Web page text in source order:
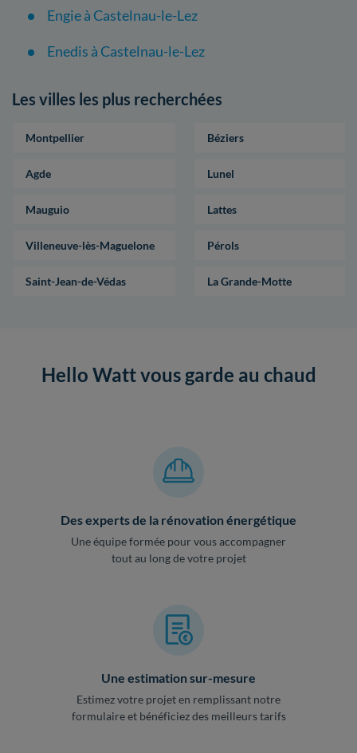
Engie à Castelnau-le-Lez
Enedis à Castelnau-le-Lez
Les villes les plus recherchées
Montpellier Béziers
Agde Lunel
Mauguio Lattes
Villeneuve-lès-Maguelone Pérols
Saint-Jean-de-Védas La Grande-Motte
Hello Watt vous garde au chaud
Des experts de la rénovation énergétique
Une équipe formée pour vous accompagner
tout au long de votre projet
Une estimation sur-mesure
Estimez votre projet en remplissant notre
formulaire et bénéficiez des meilleurs tarifs